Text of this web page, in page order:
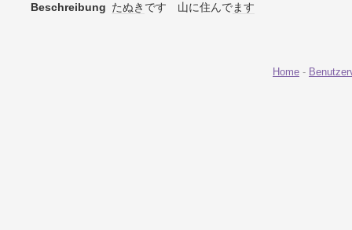
Beschreibung たぬき です 山に住んでます
Home -